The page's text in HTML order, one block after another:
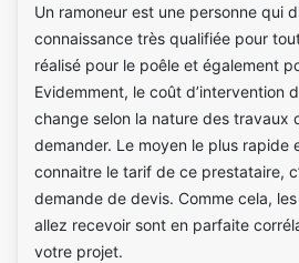
Un ramoneur est une personne qui
connaissance très qualifiée pour
réalisé pour le poêle et également
Evidemment, le coût d’intervention
change selon la nature des travaux
demander. Le moyen le plus rapide
connaitre le tarif de ce prestataire,
demande de devis. Comme cela,
allez recevoir sont en parfaite
votre projet.